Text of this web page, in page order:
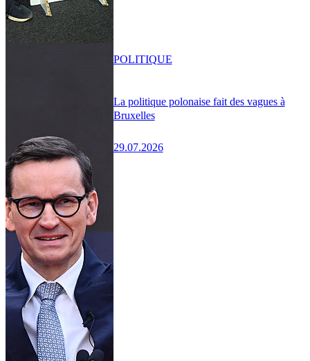
La politique polonaise fait des vagues à
Bruxelles
29.07.2026
POLITIQUE